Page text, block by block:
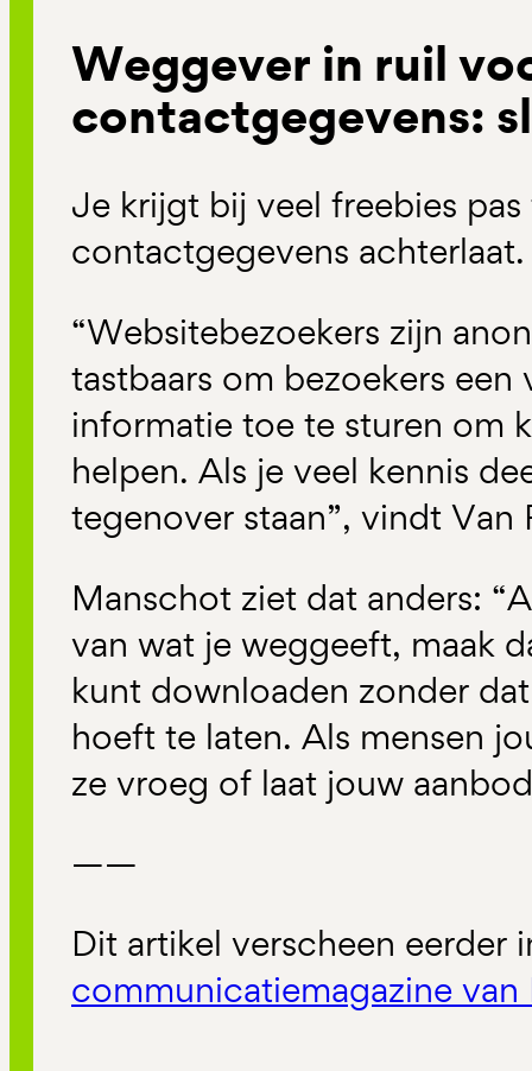
Weggever in ruil
contactgegevens:
Je krijgt bij veel freebies
contactgegevens
“Websitebezoekers zijn
tastbaars om bezoekers een
informatie toe te sturen om
helpen. Als je veel kennis
tegenover staan”, vindt Van
Manschot ziet dat anders:
van wat je weggeeft, maak
kunt downloaden zonder
hoeft te laten. Als mensen
ze vroeg of laat jouw
——
Dit artikel verscheen eerder
communicatiemagazine van